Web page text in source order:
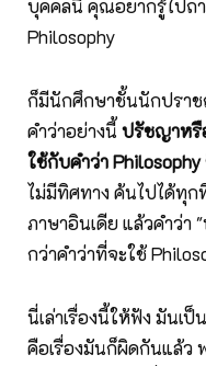
บุคคลนี้ คุณอยากรู้ไปถา
Philosophy
ก็มีนักศึกษาชั้นนักปราช
คำว่าอย่างนี้ ปรัชญาหรื
ใช้กับคำว่า
ไม่มีทิศทาง ค้นไปได้ทุก
ภาษาอินเดีย แล้วคำว่
กว่าคำว่าที่จะใช้
นี่เล่าเรื่องนี้ให้ฟัง มันเ
คือเรื่องมันก็ผิดกันแล้ว